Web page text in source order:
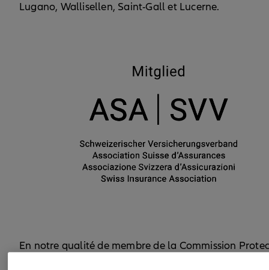
Lugano, Wallisellen, Saint-Gall et Lucerne.
En notre qualité de membre de la Commission